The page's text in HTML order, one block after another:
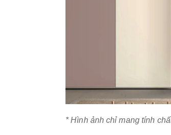
* Hình ảnh chỉ mang tính